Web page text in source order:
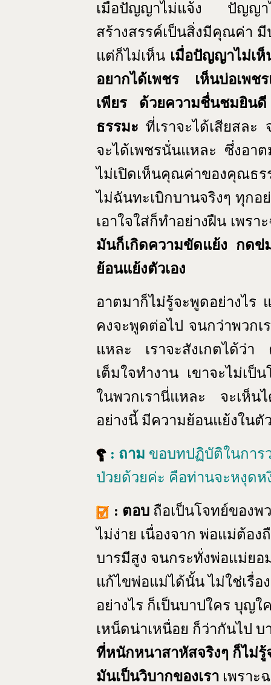
เมื่อปัญญาไม่แจ้ง ปัญญา
สร้างสรรค์เป็นสิ่งมีคุณค่า
แต่ก็ไม่เห็น เมื่อปัญญาไม่เห็
อยากได้เพชร เห็นบ่อเพ
เพียร ด้วยความชื่นชมยิน
ธรรมะที่เราจะได้เสียสละ
จะได้เพชรนั่นแหละ ซึ่งอา
ไม่เปิดเห็นคุณค่าของคุณธ
ไม่ฉันทะเบิกบานจริงๆ ทุกอ
เอาใจใส่ก็ทำอย่างฝืน เพร
มันก็เกิดความขัดแย้ง กดข่
ย้อนแย้งตัวเอง
อาตมาก็ไม่รู้จะพูดอย่างไร
คงจะพูดต่อไป จนกว่าพวก
แหละ เราจะสังเกตได้ว่
เต็มใจทำงาน เขาจะไม่เป็
ในพวกเรานี่แหละ จะเห็น
อย่างนี้ มีความย้อนแย้งใน
: ถาม ขอบทปฏิบัติในการ
ป่วยด้วยค่ะ คือท่านจะหงุดห
: ตอบ ถือเป็นโจทย์ของพ
ไม่ง่าย เนื่องจาก พ่อแม่ต้อง
บารมีสูง จนกระทั่งพ่อแม่ยอ
แก้ไขพ่อแม่ได้นั้น ไม่ใช่เรื่อ
อย่างไร ก็เป็นบาปใคร บุญ
เหน็ดน่าเหนื่อย ก็ว่ากันไป
ที่หนักหนาสาหัสจริงๆ ก็ไม่รู้จ
มันเป็นวิบากของเรา เพราะ